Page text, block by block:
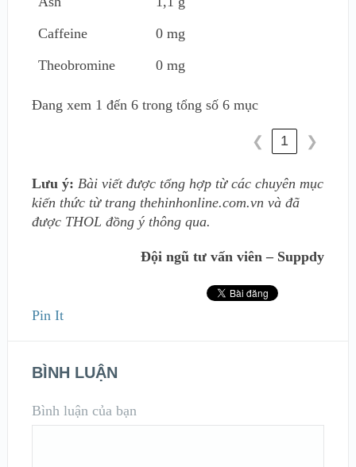
Caffeine
0 mg
Theobromine
0 mg
Đang xem 1 đến 6 trong tổng số 6 mục
❮ 1 ❯
Lưu ý: Bài viết được tổng hợp từ các chuyên mục
kiến thức từ trang thehinhonline.com.vn và đã
được THOL đồng ý thông qua.
Đội ngũ tư vấn viên – Suppdy
Pin It
BÌNH LUẬN
Bình luận của bạn